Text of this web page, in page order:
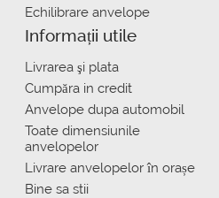
Echilibrare anvelope
Informații utile
Livrarea şi plata
Сumpăra in credit
Anvelope dupa automobil
Toate dimensiunile
anvelopelor
Livrare anvelopelor în orașe
Bine sa stii